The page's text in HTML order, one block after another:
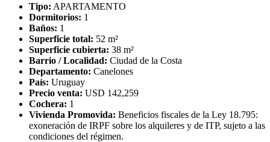
Tipo: APARTAMENTO
Dormitorios: 1
Baños: 1
Superficie total: 52 m²
Superficie cubierta: 38 m²
Barrio / Localidad: Ciudad de la Costa
Departamento: Canelones
País: Uruguay
Precio venta: USD 142,259
Cochera: 1
Vivienda Promovida: Beneficios fiscales de la Ley 18.795:
exoneración de IRPF sobre los alquileres y de ITP, sujeto a las
condiciones del régimen.